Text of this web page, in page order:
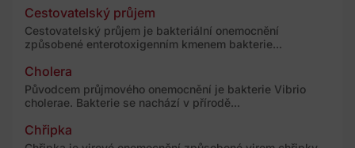
Cestovatelský průjem
Cestovatelský průjem je bakteriální onemocnění
způsobené enterotoxigenním kmenem bakterie...
Cholera
Původcem průjmového onemocnění je bakterie Vibrio
cholerae. Bakterie se nachází v přírodě...
Chřipka